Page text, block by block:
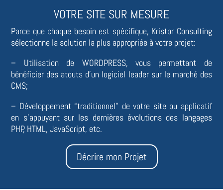
VOTRE SITE SUR MESURE
Parce que chaque besoin est spécifique, Kristor Consulting
sélectionne la solution la plus appropriée à votre projet:
– Utilisation de WORDPRESS, vous permettant de
bénéficier des atouts d’un logiciel leader sur le marché des
CMS;
– Développement “traditionnel” de votre site ou applicatif
en s’appuyant sur les dernières évolutions des langages
PHP, HTML, JavaScript, etc.
Décrire mon Projet